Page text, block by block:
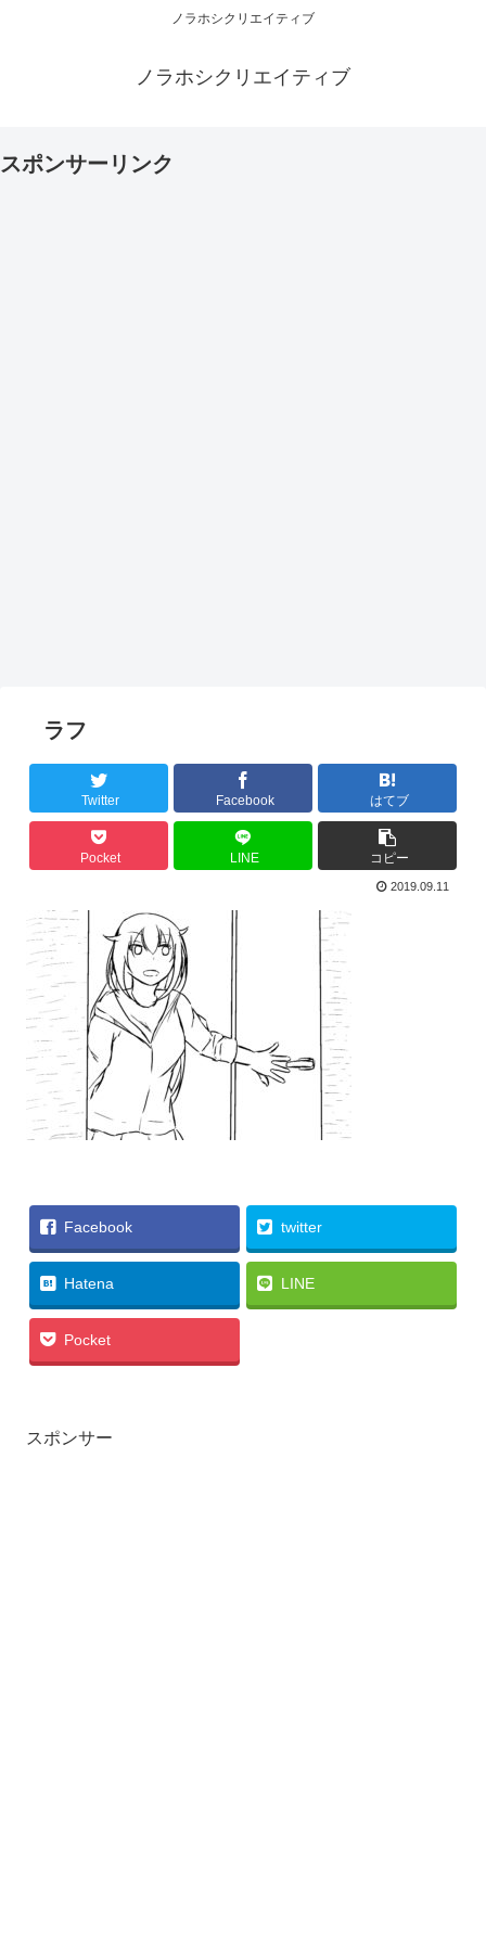
ノラホシクリエイティブ
ノラホシクリエイティブ
スポンサーリンク
ラフ
Twitter Facebook はてブ
Pocket LINE コピー
2019.09.11
Facebook twitter
Hatena LINE
Pocket
スポンサー